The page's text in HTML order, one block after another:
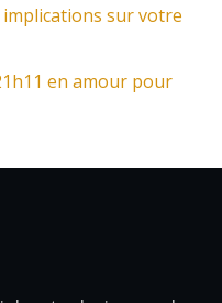
sur votre
en amour pour